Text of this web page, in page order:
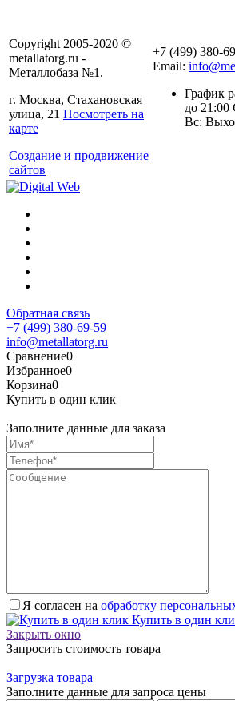
Copyright 2005-2020 ©
metallatorg.ru -
Металлобаза №1.
г. Москва, Стахановская
улица, 21 Посмотреть на
карте
Создание и продвижение
сайтов
+7 (499) 380-
Email:
График
до 21:00
Вс:
Обратная связь
+7 (499) 380-69-59
info@metallatorg.ru
Сравнение0
Избранное0
Корзина0
Купить в один клик
Заполните данные для заказа
Я согласен на обработку
Купить в один
Закрыть окно
Запросить стоимость товара
Загрузка товара
Заполните данные для запроса цены